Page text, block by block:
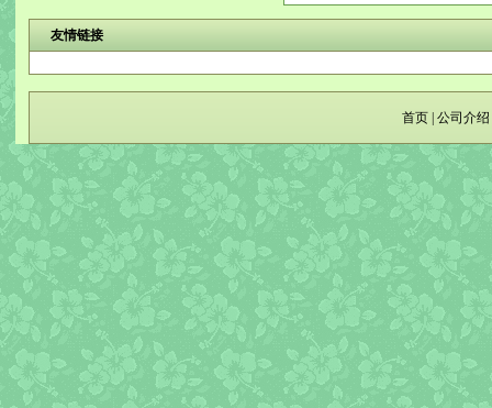
友情链接
首页 公司介绍